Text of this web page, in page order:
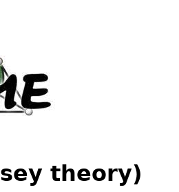
theory)